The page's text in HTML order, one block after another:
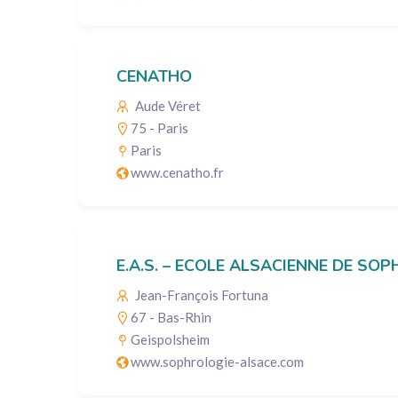
CENATHO
Aude Véret
75 - Paris
Paris
www.cenatho.fr
E.A.S. – ECOLE ALSACIENNE DE
Jean-François Fortuna
67 - Bas-Rhin
Geispolsheim
www.sophrologie-alsace.com